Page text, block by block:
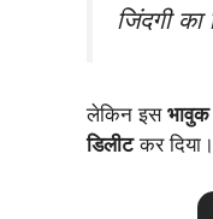
जिंदगी का
लेकिन इस भावुक
डिलीटकर